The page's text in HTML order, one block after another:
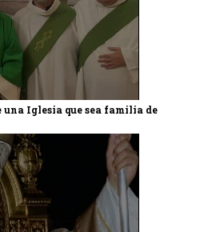
Iglesia que sea familia de